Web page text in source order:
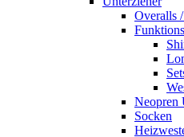
Overalls
Neopren
Socken